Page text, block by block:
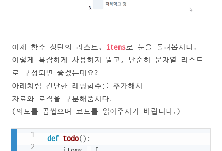
이제 함수 상단의 리스트, items로 눈을 돌려봅시다.
이렇게 복잡하게 사용하지 말고, 단순히 문자열 리스트
로 구성되면 좋겠는데요?
아래처럼 간단한 래핑함수를 추가해서
자료와 로직을 구분해줍시다.
(의도를 곱씹으며 코드를 읽어주시기 바랍니다.)
def todo() :